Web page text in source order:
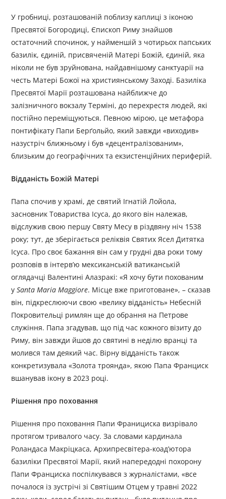
У гробниці, розташованій поблизу каплиці з іконою
Пресвятої Богородиці, Єпископ Риму знайшов
остаточний спочинок, у найменшій з чотирьох папських
базилік, єдиній, присвяченій Матері Божій, єдиній, яка
ніколи не був зруйнована, найдавнішому санктуарії на
честь Матері Божої на християнському Заході. Базиліка
Пресвятої Марії розташована найближче до
залізничного вокзалу Терміні, до перехрестя людей, які
постійно переміщуються. Певною мірою, це метафора
понтифікату Папи Берґольйо, який завжди «виходив»
назустріч ближньому і був «децентралізованим»,
близьким до географічних та екзистенційних периферій.
Відданість Божій Матері
Папа спочив у храмі, де святий Ігнатій Лойола,
засновник Товариства Ісуса, до якого він належав,
відслужив свою першу Святу Месу в різдвяну ніч 1538
року; тут, де зберігається реліквія Святих Ясел Дитятка
Ісуса. Про своє бажання він сам у грудні два роки тому
розповів в інтерв’ю мексиканській ватиканській
оглядачці Валентині Алазракі: «Я хочу бути похованим
уSanta Maria Maggiore. Місце вже приготоване», – сказав
він, підкреслюючи свою «велику відданість» Небесній
Покровительці римлян ще до обрання на Петрове
служіння. Папа згадував, що під час кожного візиту до
Риму, він завжди йшов до святині в неділю вранці та
молився там деякий час. Вірну відданість також
конкретизувала «Золота троянда», якою Папа Франциск
вшанував ікону в 2023 році.
Рішення про поховання
Рішення про поховання Папи Франициска визрівало
протягом тривалого часу. За словами кардинала
Роландаса Макріцкаса, Архипресвітера-коадʼютора
базиліки Пресвятої Марії, який напередодні похорону
Папи Франциска поспілкувався з журналістами, «все
почалося із зустрічі зі Святішим Отцем у травні 2022